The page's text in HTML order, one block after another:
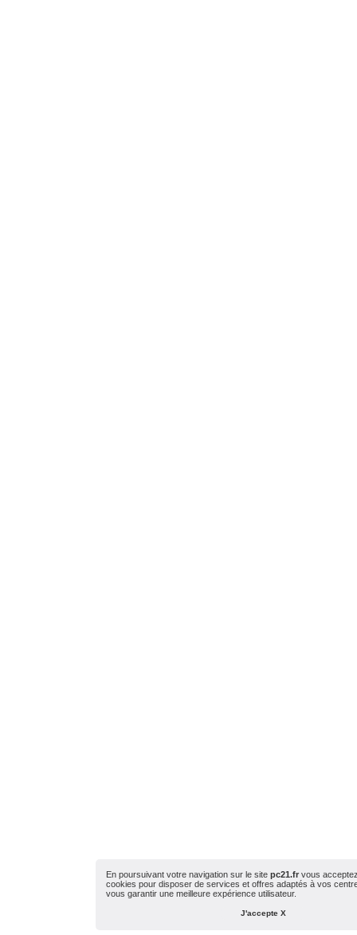
En poursuivant votre navigation sur le sitepc21.fr vous
cookies pour disposer de services et offres adaptés à vos
vous garantir une meilleure expérience utilisateur.
J'accepte X